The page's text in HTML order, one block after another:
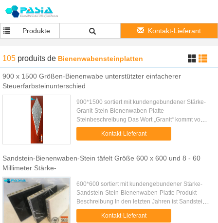
Produkte Kontakt-Lieferant
105 produits de Bienenwabensteinplatten
900 x 1500 Größen-Bienenwabe unterstützter einfacherer
Steuerfarbsteinunterschied
900*1500 sortiert mit kundengebundener Stärke-
Granit-Stein-Bienenwaben-Platte
Steinbeschreibung Das Wort „Granit“ kommt vom
lateinischen granum, ein Korn, in Anspielung auf
die grobkörnige Struktur solch eines ...
Kontakt-Lieferant
Sandstein-Bienenwaben-Stein täfelt Größe 600 x 600 und 8 - 60
Millimeter Stärke-
600*600 sortiert mit kundengebundener Stärke-
Sandstein-Stein-Bienenwaben-Platte Produkt-
Beschreibung In den letzten Jahren ist Sandstein,
wie natürliches Baumaterial, von den Mode- und
Naturarchitekten gefolgt ...
Kontakt-Lieferant